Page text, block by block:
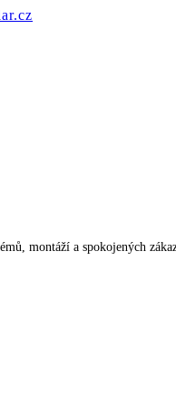
montáží a spokojených